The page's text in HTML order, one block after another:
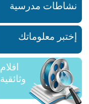
نشاطات مدرسية
إختبر معلوماتك
افلام
وثائقية